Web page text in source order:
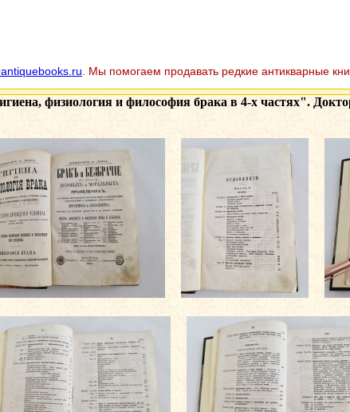
. Мы помогаем продавать редкие антикварные
физиология и философия брака в 4-х частях".